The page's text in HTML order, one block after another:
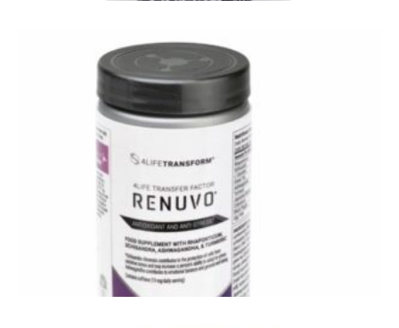
4Life Reflexion - anti stress